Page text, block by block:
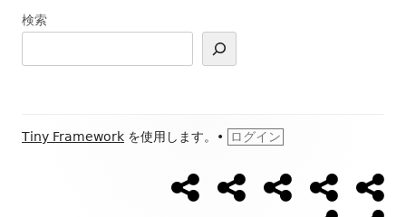
ス
検索
フ
Tiny Framework を使用します。 • ログイン
【ウ
ォ
【開
催
Ｌ
Ｉ
ブ
ロ
ブ
ロ
プ お